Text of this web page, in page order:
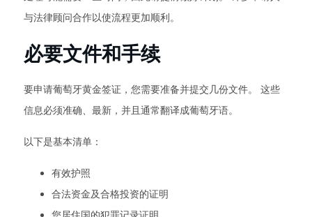
与法律顾问合作以使流程更加顺利。
必要文件和手续
要申请葡萄牙黄金签证，您需要准备并提交几份文件。 这些
信息必须准确、最新，并且通常翻译成葡萄牙语。
以下是基本清单：
有效护照
合法资金及合格投资的证明